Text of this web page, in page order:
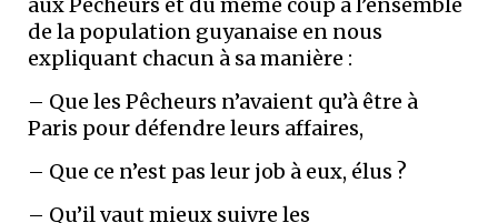
de la population guyanaise en nous
expliquant chacun à sa manière :
– Que les Pêcheurs n’avaient qu’à être à
Paris pour défendre leurs affaires,
– Que ce n’est pas leur job à eux, élus ?
– Qu’il vaut mieux suivre les